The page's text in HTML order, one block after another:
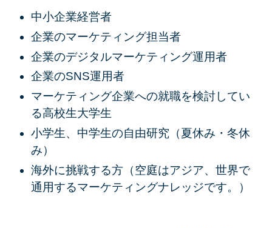
中小企業経営者
企業のマーケティング担当者
企業のデジタルマーケティング運用者
企業のSNS運用者
マーケティング企業への就職を検討してい
る高校生大学生
小学生、中学生の自由研究（夏休み・冬休
み）
海外に挑戦する方（空庭はアジア、世界で
通用するマーケティングナレッジです。）